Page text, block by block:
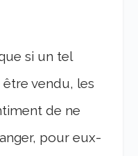
si un tel
vendu, les
de ne
pour eux-